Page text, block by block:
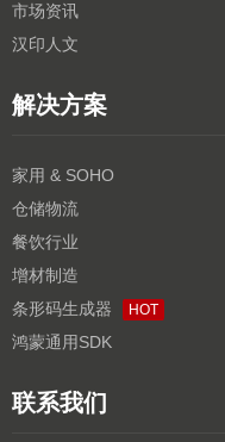
市场资讯
汉印人文
解决方案
家用 & SOHO
仓储物流
餐饮行业
增材制造
条形码生成器
HOT
鸿蒙通用SDK
联系我们